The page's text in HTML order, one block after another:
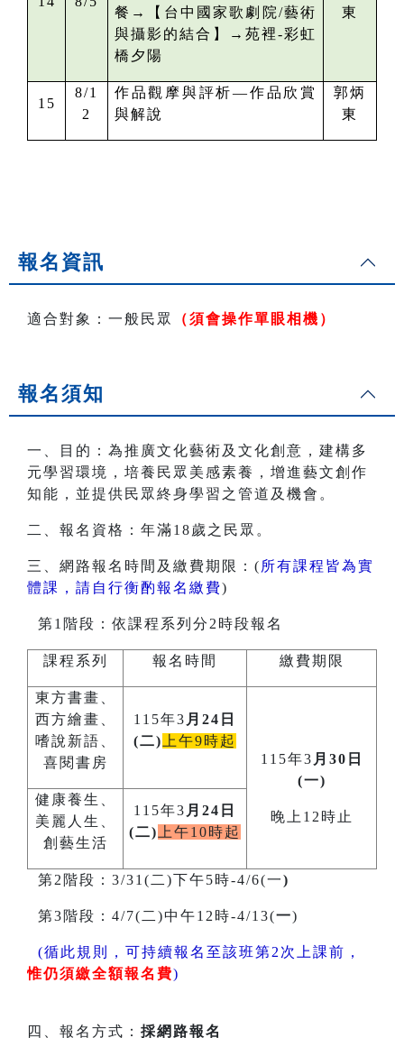
餐→ 【 台中國家歌劇院/藝術
與攝影的結合 】→苑裡-彩虹
橋夕陽
東
15
8/1
2
作品觀摩與評析—作品欣賞
與解說
郭炳
東
報名資訊
適合對象：一般民眾 （須會操作單眼相機）
報名須知
一、目的：為推廣文化藝術及文化創意，建構多
元學習環境，培養民眾美感素養，增進藝文創作
知能，並提供民眾終身學習之管道及機會。
二、報名資格：年滿18歲之民眾。
三、網路報名時間及繳費期限：( 所有課程皆為實
體課，請自行衡酌報名繳費)
第1階段：依課程系列分2時段報名
課程系列 報名時間 繳費期限
東方書畫、
西方繪畫、
嗜說新語、
喜閱書房
115年3 月24日
(二) 上午9時起
115年3 月30日
(一)
晚上12時止
健康養生、
美麗人生、
創藝生活
115年3 月24日
(二) 上午10時起
第2階段：3/31(二)下午5時-4/6(一)
第3階段：4/7(二)中午12時-4/13(一)
(循此規則，可持續報名至該班第2次上課前，
惟仍須繳全額報名費)
四、報名方式： 採網路報名